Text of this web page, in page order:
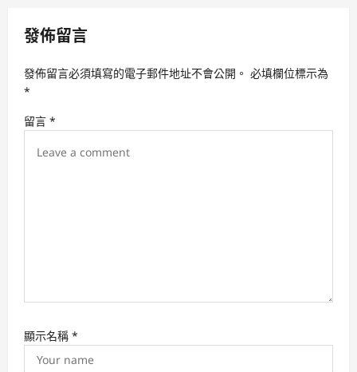
v
g
t
發佈留言
發佈留言必須填寫的電子郵件地址不會公開。 必填欄位標示為
*
留言 *
顯示名稱 *